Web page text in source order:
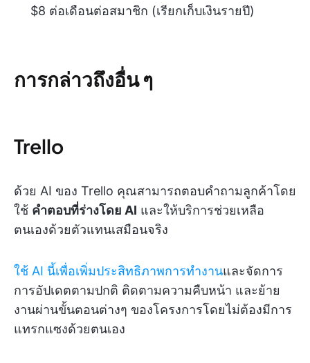
$8 ต่อเดือนต่อสมาชิก (เรียกเก็บเงินรายปี)
การกล่าวถึงอื่น ๆ
Trello
ด้วย AI ของ Trello คุณสามารถตอบคำถามลูกค้าโดย
ใช้ คำตอบที่ร่างโดย AI และให้บริการช่วยเหลือ
ตนเองด้วยตัวแทนเสมือนจริง
ใช้ AI นี้เพื่อเพิ่มประสิทธิภาพการทำงานและจัดการ
การอัปเดตตามปกติ ติดตามความคืบหน้า และย้าย
งานผ่านขั้นตอนต่างๆ ของโครงการโดยไม่ต้องมีการ
แทรกแซงด้วยตนเอง